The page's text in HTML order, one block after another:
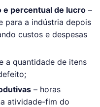
e percentual de lucro –
para a indústria depois
custos e despesas
a quantidade de itens
– horas
atividade-fim do